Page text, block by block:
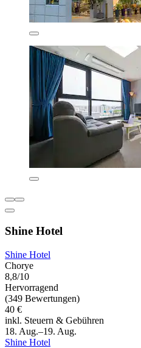
Shine Hotel
Shine Hotel
Chorye
8,8/10
Hervorragend
(349 Bewertungen)
40 €
inkl. Steuern & Gebühren
18. Aug.–19. Aug.
Shine Hotel